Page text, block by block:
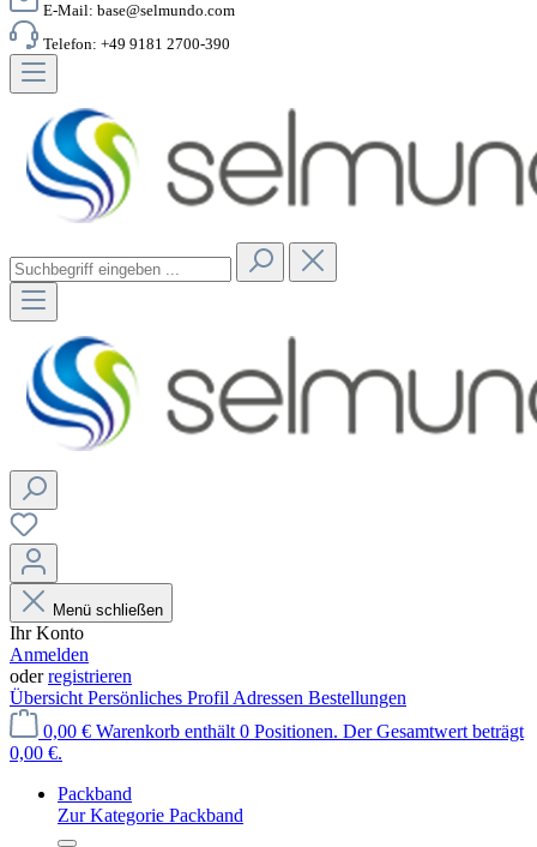
E-Mail: base@selmundo.com
Telefon: +49 9181 2700-390
Menü schließen
Ihr Konto
Anmelden
oderregistrieren
Übersicht Persönliches Profil Adressen Bestellungen
0,00 € Warenkorb enthält 0 Positionen. Der Gesamtwert beträgt
0,00 €.
Packband
Zur Kategorie Packband